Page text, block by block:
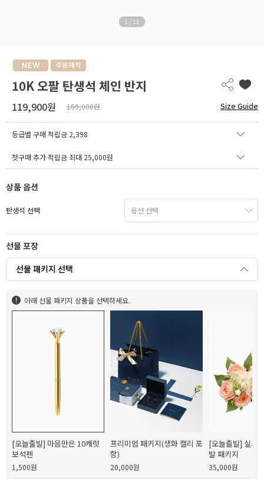
1 / 11
10K 오팔 탄생석 체인 반지
119,900원 169,000원 Size Guide
등급별 구매 적립금 2,398
첫구매 추가 적립금 최대 25,000원
상품 옵션
탄생석 선택
선물 포장
선물 패키지 선택
아래 선물 패키지 상품을 선택하세요.
[오늘출발] 마음만은 10캐럿
보석펜
1,500원
프리미엄 패키지(생화 캘리 포
함)
20,000원
[오늘출발] 실크
발 패키지
35,000원